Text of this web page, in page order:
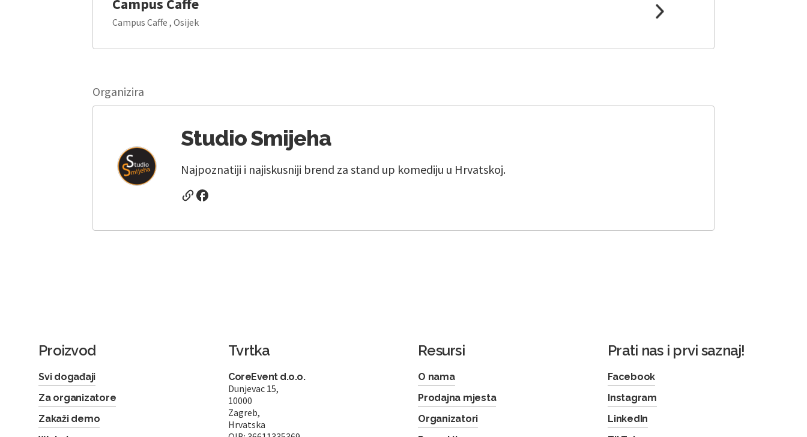
Campus Caffe
Campus Caffe , Osijek
Organizira
Studio Smijeha
Najpoznatiji i najiskusniji brend za stand up komediju u Hrvatskoj.
Proizvod
Svi događaji
Za organizatore
Zakaži demo
Tvrtka
CoreEvent d.o.o.
Dunjevac 15,
10000
Zagreb,
Hrvatska
Resursi
O nama
Prodajna mjesta
Organizatori
Prati nas i prvi saznaj!
Facebook
Instagram
LinkedIn